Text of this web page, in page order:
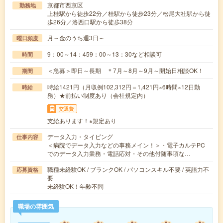
勤務地
京都市西京区
上桂駅から徒歩22分／桂駅から徒歩23分／松尾大社駅から徒
歩26分／洛西口駅から徒歩38分
曜日頻度 月～金のうち週3日～
時間 9：00～14：459：00～13：30など相談可
期間 ＜急募＞即日～長期 ＊7月～8月～9月～開始日相談OK！
時給
時給1421円（月収例102,312円＝1,421円×6時間×12日勤
務）★前払い制度あり（会社規定内）
交通費
支給あります！※規定あり
仕事内容
データ入力・タイピング
＜病院でデータ入力などの事務メイン！＞・電子カルテPC
でのデータ入力業務・電話応対・その他付随事項な…
応募資格
職種未経験OK / ブランクOK / パソコンスキル不要 / 英語力不
要
未経験OK！年齢不問
職場の雰囲気